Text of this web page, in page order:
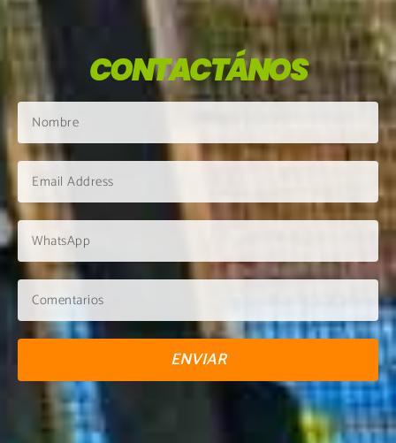
CONTACTÁNOS
ENVIAR